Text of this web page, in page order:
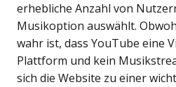
erhebliche Anzahl von
Musikoption auswählt.
wahr ist, dass YouTube eine
Plattform und kein
sich die Website zu einer